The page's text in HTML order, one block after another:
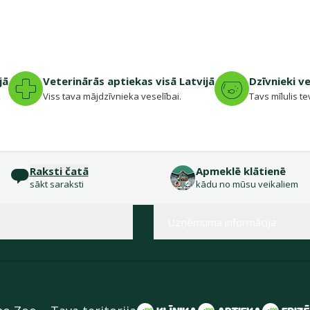
Veterinārās aptiekas visā Latvijā
Viss tava mājdzīvnieka veselībai.
Dzīvnieki
Tavs mīlulis
Raksti čatā
sākt saraksti
Apmeklē klātienē
kādu no mūsu veikaliem